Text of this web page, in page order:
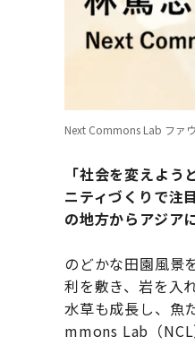
Next Commons Lab ファ
「社会を変えよ
ニティづくりで注
の地方からアジア
のどかな田園風景
利を敷き、岩を入
水草も成長し、魚
mmons Lab（